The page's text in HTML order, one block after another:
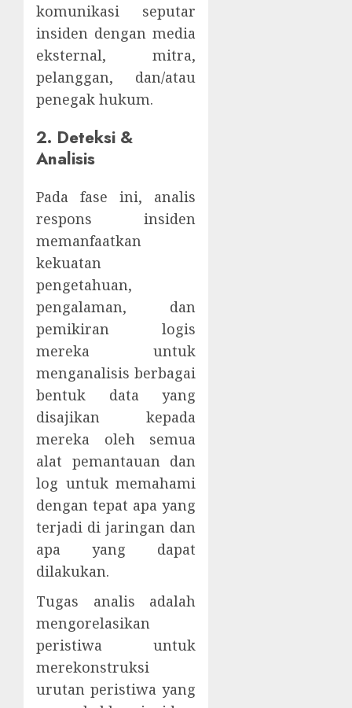
komunikasi seputar
insiden dengan media
eksternal, mitra,
pelanggan, dan/atau
penegak hukum.
2. Deteksi &
Analisis
Pada fase ini, analis
respons insiden
memanfaatkan
kekuatan
pengetahuan,
pengalaman, dan
pemikiran logis
mereka untuk
menganalisis berbagai
bentuk data yang
disajikan kepada
mereka oleh semua
alat pemantauan dan
log untuk memahami
dengan tepat apa yang
terjadi di jaringan dan
apa yang dapat
dilakukan.
Tugas analis adalah
mengorelasikan
peristiwa untuk
merekonstruksi
urutan peristiwa yang